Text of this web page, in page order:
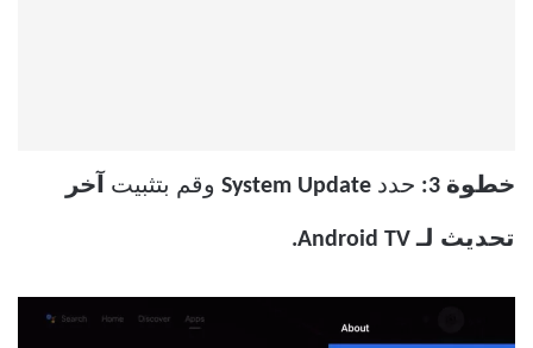
خطوة 3: حدد System Update وقم بتثبيت آخر
تحديث لـ Android TV.